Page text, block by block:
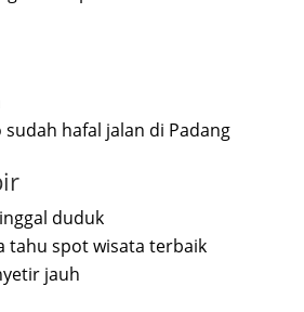
sudah hafal jalan di Padang
duduk
tahu spot wisata terbaik
jauh